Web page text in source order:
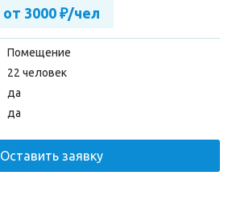
от 3000 ₽/чел
Помещение
22 человек
да
да
Оставить заявку